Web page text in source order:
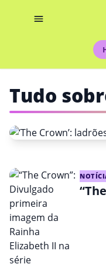
Tudo
NOTÍCIAS
‘The